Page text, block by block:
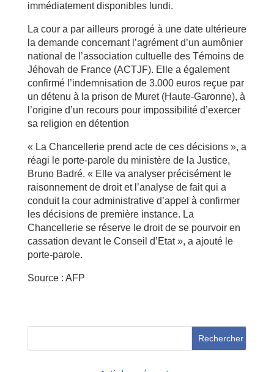
immédiatement disponibles lundi.
La cour a par ailleurs prorogé à une date ultérieure
la demande concernant l’agrément d’un aumônier
national de l’association cultuelle des Témoins de
Jéhovah de France (ACTJF). Elle a également
confirmé l’indemnisation de 3.000 euros reçue par
un détenu à la prison de Muret (Haute-Garonne), à
l’origine d’un recours pour impossibilité d’exercer
sa religion en détention
« La Chancellerie prend acte de ces décisions », a
réagi le porte-parole du ministère de la Justice,
Bruno Badré. « Elle va analyser précisément le
raisonnement de droit et l’analyse de fait qui a
conduit la cour administrative d’appel à confirmer
les décisions de première instance. La
Chancellerie se réserve le droit de se pourvoir en
cassation devant le Conseil d’Etat », a ajouté le
porte-parole.
Source : AFP